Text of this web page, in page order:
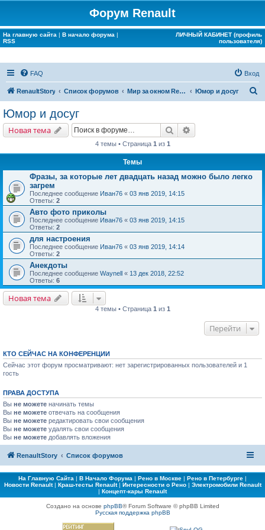
Форум Renault
На главную сайта | В начало форума |
RSS
ЛИЧНЫЙ КАБИНЕТ (профиль
пользователя)
FAQ Вход
RenaultStory Список форумов Мир за окном Renault Юмор и досуг
Юмор и досуг
Новая тема Поиск
4 темы • Страница 1 из 1
Темы
Фразы, за которые лет двадцать назад можно было легко
загрем
Последнее сообщение Иван76 « 03 янв 2019, 14:15
Ответы: 2
Авто фото приколы
Последнее сообщение Иван76 « 03 янв 2019, 14:15
Ответы: 2
для настроения
Последнее сообщение Иван76 « 03 янв 2019, 14:14
Ответы: 2
Анекдоты
Последнее сообщение Waynell « 13 дек 2018, 22:52
Ответы: 6
Новая тема
4 темы • Страница 1 из 1
Перейти
КТО СЕЙЧАС НА КОНФЕРЕНЦИИ
Сейчас этот форум просматривают: нет зарегистрированных пользователей и 1
гость
ПРАВА ДОСТУПА
Вы не можете начинать темы
Вы не можете отвечать на сообщения
Вы не можете редактировать свои сообщения
Вы не можете удалять свои сообщения
Вы не можете добавлять вложения
RenaultStory Список форумов
На Главную Сайта | В Начало Форума | Рено в Москве | Рено в Петербурге |
Новости Renault| Краш-тесты Renault| Интересности о Рено| Электромобили Renault
| Концепт-кары Renault
Создано на основе phpBB® Forum Software © phpBB Limited
Русская поддержка phpBB